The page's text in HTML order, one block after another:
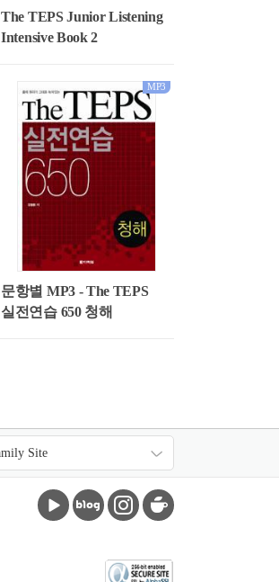
The TEPS Junior Listening
Intensive Book 2
MP3
문항별 MP3 - The TEPS
실전연습 650 청해